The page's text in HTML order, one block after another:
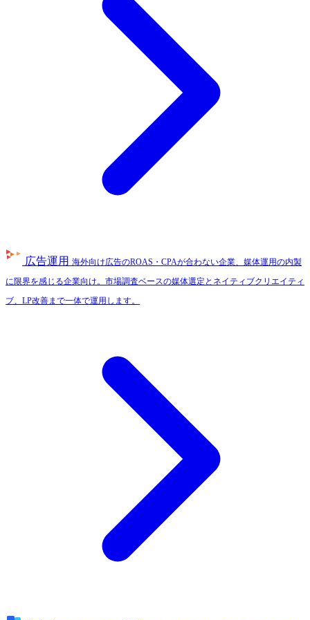
広告運用 海外向け広告のROAS・CPAが合わない企業、媒体運用の内製
に限界を感じる企業向け。市場調査ベースの媒体選定とネイティブクリエイティ
ブ、LP改善まで一体で運用します。